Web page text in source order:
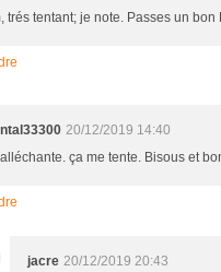
trés tentant; je note. Passes un bon
20/12/2019 14:40
ça me tente. Bisous et
jacre 20/12/2019 20:43